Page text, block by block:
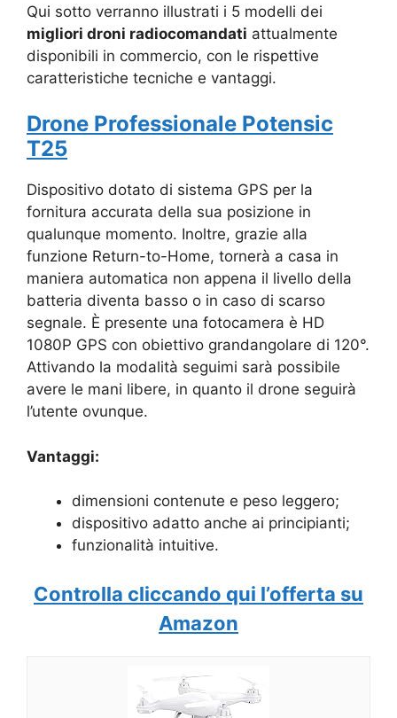
Qui sotto verranno illustrati i 5 modelli dei
migliori droni radiocomandati attualmente
disponibili in commercio, con le rispettive
caratteristiche tecniche e vantaggi.
Drone Professionale Potensic
T25
Dispositivo dotato di sistema GPS per la
fornitura accurata della sua posizione in
qualunque momento. Inoltre, grazie alla
funzione Return-to-Home, tornerà a casa in
maniera automatica non appena il livello della
batteria diventa basso o in caso di scarso
segnale. È presente una fotocamera è HD
1080P GPS con obiettivo grandangolare di 120°.
Attivando la modalità seguimi sarà possibile
avere le mani libere, in quanto il drone seguirà
l’utente ovunque.
Vantaggi:
dimensioni contenute e peso leggero;
dispositivo adatto anche ai principianti;
funzionalità intuitive.
Controlla cliccando qui l’offerta su
Amazon